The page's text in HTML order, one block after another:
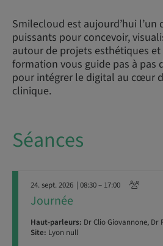
Smilecloud est aujourd’hui l’un
puissants pour concevoir,
autour de projets esthétiques
formation vous guide pas à pas
pour intégrer le digital au cœur
clinique.
Séances
24. sept. 2026 | 08:30 – 17:00
Journée
Haut-parleurs: Dr Clio Giovannone, Dr
Site: Lyon null